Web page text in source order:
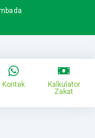
Kontak
Kalkulator
Zakat